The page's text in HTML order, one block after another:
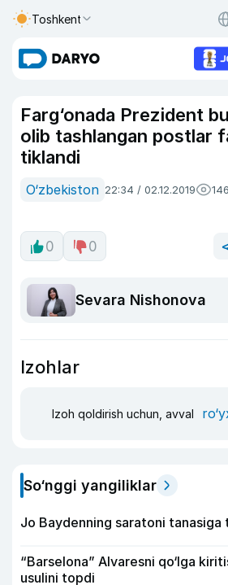
Toshkent
Farg‘onada Prezident
olib tashlangan postlar
tiklandi
O‘zbekiston 22:34 / 02.12.2019
0 0
Sevara Nishonova
Izohlar
Izoh qoldirish uchun, avval
So‘nggi yangiliklar
Jo Baydenning saratoni
“Barselona” Alvaresni qo‘lga
usulini topdi